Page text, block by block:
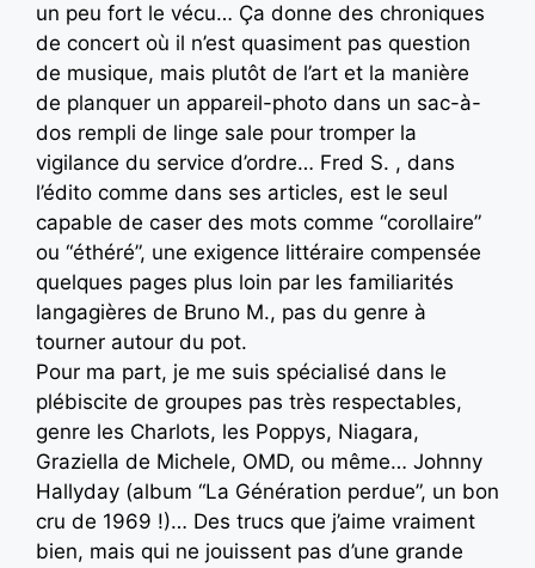
un peu fort le vécu… Ça donne des chroniques
de concert où il n’est quasiment pas question
de musique, mais plutôt de l’art et la manière
de planquer un appareil-photo dans un sac-à-
dos rempli de linge sale pour tromper la
vigilance du service d’ordre… Fred S. , dans
l’édito comme dans ses articles, est le seul
capable de caser des mots comme “corollaire”
ou “éthéré”, une exigence littéraire compensée
quelques pages plus loin par les familiarités
langagières de Bruno M., pas du genre à
tourner autour du pot.
Pour ma part, je me suis spécialisé dans le
plébiscite de groupes pas très respectables,
genre les Charlots, les Poppys, Niagara,
Graziella de Michele, OMD, ou même… Johnny
Hallyday (album “La Génération perdue”, un bon
cru de 1969 !)… Des trucs que j’aime vraiment
bien, mais qui ne jouissent pas d’une grande